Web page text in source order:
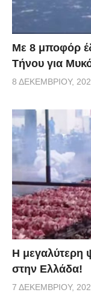
Με 8 μποφόρ
Τήνου για
8 ΔΕΚΕΜΒΡΊΟΥ,
Η μεγαλύτερη
στην Ελλάδα!
7 ΔΕΚΕΜΒΡΊΟΥ,